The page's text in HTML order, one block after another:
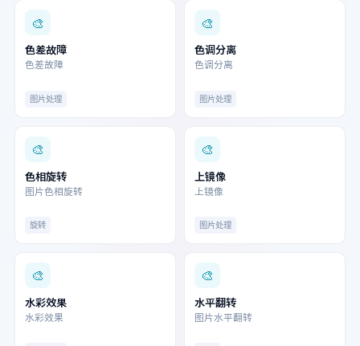
🎨
色差故障
色差故障
图片处理
🎨
色调分离
色调分离
图片处理
🎨
色相旋转
图片色相旋转
旋转
🎨
上镜像
上镜像
图片处理
🎨
水彩效果
水彩效果
🎨
水平翻转
图片水平翻转